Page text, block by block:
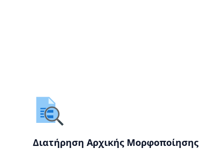
Διατήρηση Αρχικής Μορφοποίησης